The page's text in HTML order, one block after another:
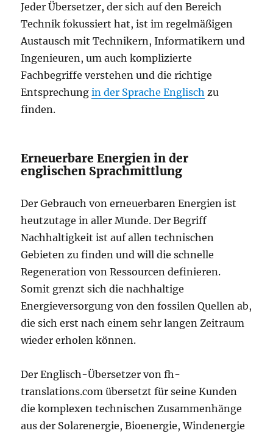
Jeder Übersetzer, der sich auf den Bereich
Technik fokussiert hat, ist im regelmäßigen
Austausch mit Technikern, Informatikern und
Ingenieuren, um auch komplizierte
Fachbegriffe verstehen und die richtige
Entsprechungin der Sprache Englisch zu
finden.
Erneuerbare Energien in der
englischen Sprachmittlung
Der Gebrauch von erneuerbaren Energien ist
heutzutage in aller Munde. Der Begriff
Nachhaltigkeit ist auf allen technischen
Gebieten zu finden und will die schnelle
Regeneration von Ressourcen definieren.
Somit grenzt sich die nachhaltige
Energieversorgung von den fossilen Quellen ab,
die sich erst nach einem sehr langen Zeitraum
wieder erholen können.
Der Englisch-Übersetzer von fh-
translations.com übersetzt für seine Kunden
die komplexen technischen Zusammenhänge
aus der Solarenergie, Bioenergie, Windenergie